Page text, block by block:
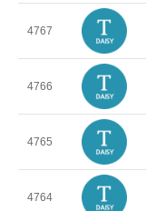
4767
4766
4765
4764